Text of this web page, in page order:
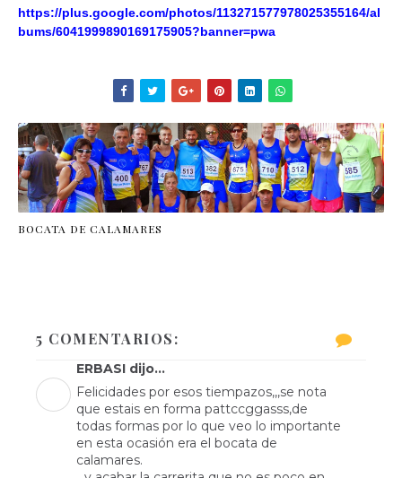
https://plus.google.com/photos/113271577978025355164/al
bums/6041999890169175905?banner=pwa
BOCATA DE CALAMARES
5 COMENTARIOS:
ERBASI dijo...
Felicidades por esos tiempazos,,,se nota
que estais en forma pattccggasss,de
todas formas por lo que veo lo importante
en esta ocasión era el bocata de
calamares.